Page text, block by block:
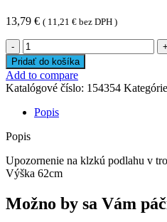
13,79 € ( 11,21 € bez DPH )
množstvo
Výstražný
stojan
"pozor
klzká
podlaha"
Pridať do košíka
Add to compare
Katalógové číslo: 154354
Popis
Popis
Upozornenie na klzkú podlahu v
Výška 62cm
Možno by sa Vám